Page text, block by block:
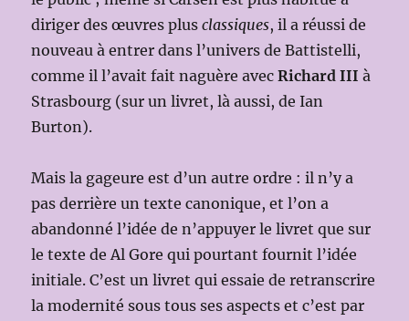
diriger des œuvres plusclassiques, il a réussi de
nouveau à entrer dans l’univers de Battistelli,
comme il l’avait fait naguère avecRichard III à
Strasbourg (sur un livret, là aussi, de Ian
Burton).
Mais la gageure est d’un autre ordre : il n’y a
pas derrière un texte canonique, et l’on a
abandonné l’idée de n’appuyer le livret que sur
le texte de Al Gore qui pourtant fournit l’idée
initiale. C’est un livret qui essaie de retranscrire
la modernité sous tous ses aspects et c’est par